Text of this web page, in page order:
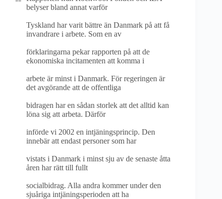
belyser bland annat varför
Tyskland har varit bättre än Danmark på att få
invandrare i arbete. Som en av
förklaringarna pekar rapporten på att de
ekonomiska incitamenten att komma i
arbete är minst i Danmark. För regeringen är
det avgörande att de offentliga
bidragen har en sådan storlek att det alltid kan
löna sig att arbeta. Därför
införde vi 2002 en intjäningsprincip. Den
innebär att endast personer som har
vistats i Danmark i minst sju av de senaste åtta
åren har rätt till fullt
socialbidrag. Alla andra kommer under den
sjuåriga intjäningsperioden att ha